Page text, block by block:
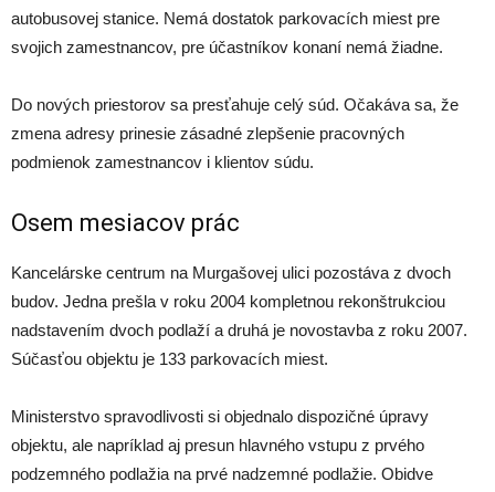
autobusovej stanice. Nemá dostatok parkovacích miest pre
svojich zamestnancov, pre účastníkov konaní nemá žiadne.
Do nových priestorov sa presťahuje celý súd. Očakáva sa, že
zmena adresy prinesie zásadné zlepšenie pracovných
podmienok zamestnancov i klientov súdu.
Osem mesiacov prác
Kancelárske centrum na Murgašovej ulici pozostáva z dvoch
budov. Jedna prešla v roku 2004 kompletnou rekonštrukciou
nadstavením dvoch podlaží a druhá je novostavba z roku 2007.
Súčasťou objektu je 133 parkovacích miest.
Ministerstvo spravodlivosti si objednalo dispozičné úpravy
objektu, ale napríklad aj presun hlavného vstupu z prvého
podzemného podlažia na prvé nadzemné podlažie. Obidve